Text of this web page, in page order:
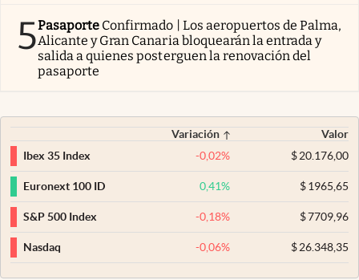
5Pasaporte Confirmado | Los aeropuertos de Palma,
Alicante y Gran Canaria bloquearán la entrada y
salida a quienes posterguen la renovación del
pasaporte
Variación
Valor
Ibex 35 Index
-0,02% $20.176,00
Euronext 100 ID 0,41% $1965,65
S&P 500 Index -0,18% $7709,96
Nasdaq -0,06% $26.348,35